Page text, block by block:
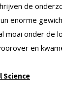
de
enorme
moai onder de
en
Science